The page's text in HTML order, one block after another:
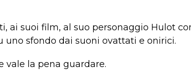
ai suoi film, al suo personaggio Hulot
sfondo dai suoni ovattati e onirici.
la pena guardare.